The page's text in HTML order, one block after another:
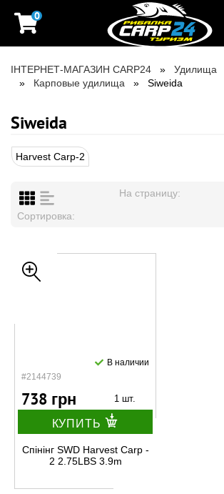
0
ІНТЕРНЕТ-МАГАЗИН CARP24
Удилища
Карповые удилища
Siweida
Siweida
Harvest Carp-2
На страницу:
Сортировка:
#2144739
В наличии
738 грн 1 шт.
КУПИТЬ
Спінінг SWD Harvest Carp -
2 2.75LBS 3.9m